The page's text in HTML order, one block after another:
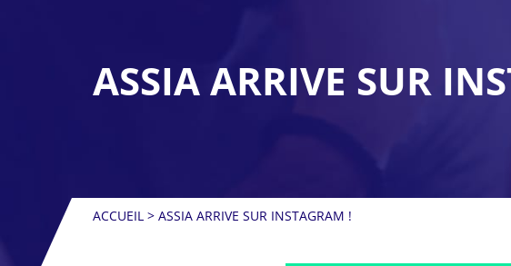
ASSIA ARRIVE SUR
ACCUEIL > ASSIA ARRIVE SUR INSTAGRAM !